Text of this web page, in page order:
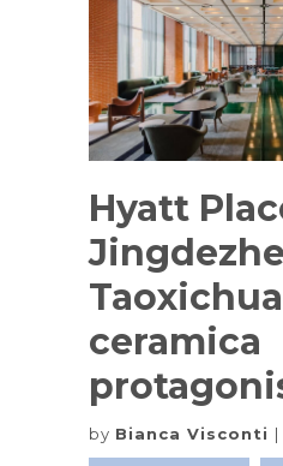
Hyatt
ceramica
by Bianca Visconti